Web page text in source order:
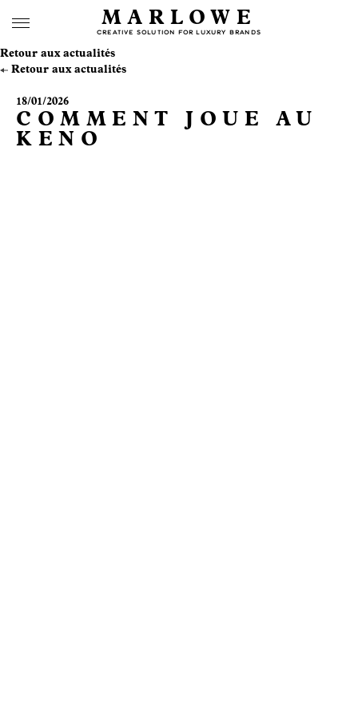
MARLOWE
CREATIVE SOLUTION FOR LUXURY BRANDS
Retour aux actualités
Retour aux actualités
18/01/2026
COMMENT JOUE AU
KENO